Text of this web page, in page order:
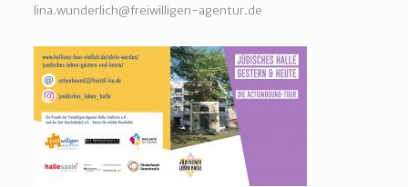
lina.wunderlich@freiwilligen-agentur.de